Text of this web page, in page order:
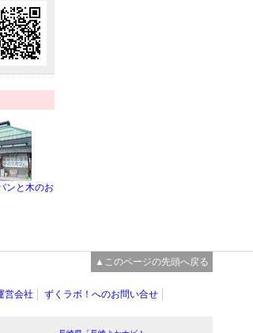
ンと木のお
▲このページの先頭へ戻る
営会社 ずくラボ！へのお問い合せ